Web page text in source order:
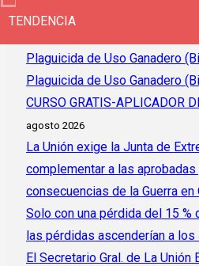
TENDENCIA
Plaguicida de Uso Ganadero
Plaguicida de Uso Ganadero
CURSO GRATIS-APLICADOR
agosto 2026
La Unión exige la Junta de
complementar a las
consecuencias de la Guerra en
Solo con una pérdida del 15
las pérdidas ascenderían a
El Secretario Gral. de La